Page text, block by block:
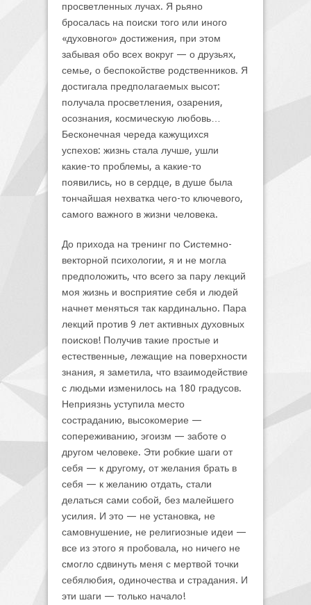
просветленных лучах. Я рьяно
бросалась на поиски того или иного
«духовного» достижения, при этом
забывая обо всех вокруг — о друзьях,
семье, о беспокойстве родственников. Я
достигала предполагаемых высот:
получала просветления, озарения,
осознания, космическую любовь…
Бесконечная череда кажущихся
успехов: жизнь стала лучше, ушли
какие-то проблемы, а какие-то
появились, но в сердце, в душе была
тончайшая нехватка чего-то ключевого,
самого важного в жизни человека.
До прихода на тренинг по Системно-
векторной психологии, я и не могла
предположить, что всего за пару лекций
моя жизнь и восприятие себя и людей
начнет меняться так кардинально. Пара
лекций против 9 лет активных духовных
поисков! Получив такие простые и
естественные, лежащие на поверхности
знания, я заметила, что взаимодействие
с людьми изменилось на 180 градусов.
Неприязнь уступила место
состраданию, высокомерие —
сопереживанию, эгоизм — заботе о
другом человеке. Эти робкие шаги от
себя — к другому, от желания брать в
себя — к желанию отдать, стали
делаться сами собой, без малейшего
усилия. И это — не установка, не
самовнушение, не религиозные идеи —
все из этого я пробовала, но ничего не
смогло сдвинуть меня с мертвой точки
себялюбия, одиночества и страдания. И
эти шаги — только начало!